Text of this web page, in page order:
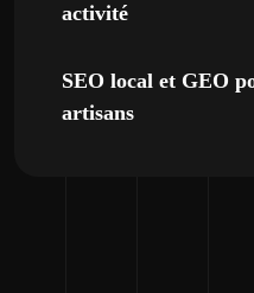
activité
SEO local et GEO
artisans